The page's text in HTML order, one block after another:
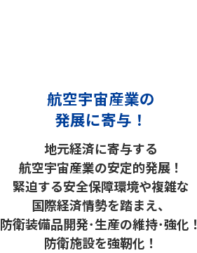
航空宇宙産業の
発展に寄与！
地元経済に寄与する
航空宇宙産業の安定的発展！
緊迫する安全保障環境や複雑な
国際経済情勢を踏まえ、
防衛装備品開発･生産の維持･強化！
防衛施設を強靭化！